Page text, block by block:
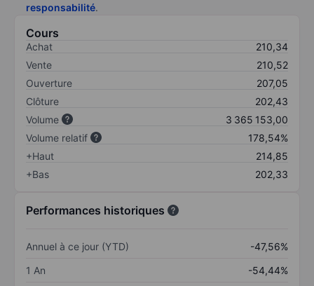
responsabilité.
Cours
Achat
210,34
Vente
210,52
Ouverture
207,05
Clôture
202,43
Volume
3 365 153,00
Volume relatif
178,54%
+Haut
214,85
+Bas
202,33
Performances historiques
Annuel à ce jour (YTD)
-47,56%
1 An
-54,44%